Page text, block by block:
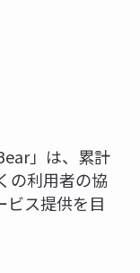
」は、累計
の利用者の協
ビス提供を目